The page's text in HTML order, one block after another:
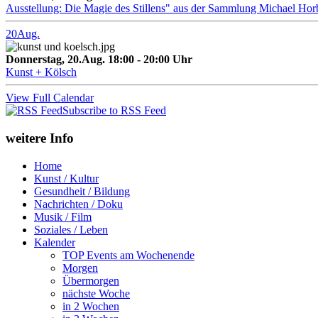
Ausstellung: Die Magie des Stillens" aus der Sammlung Michael
20Aug.
Donnerstag, 20.Aug. 18:00 - 20:00 Uhr
Kunst + Kölsch
View Full Calendar
Subscribe to RSS Feed
weitere Info
Home
Kunst / Kultur
Gesundheit / Bildung
Nachrichten / Doku
Musik / Film
Soziales / Leben
Kalender
TOP Events am Wochenende
Morgen
Übermorgen
nächste Woche
in 2 Wochen